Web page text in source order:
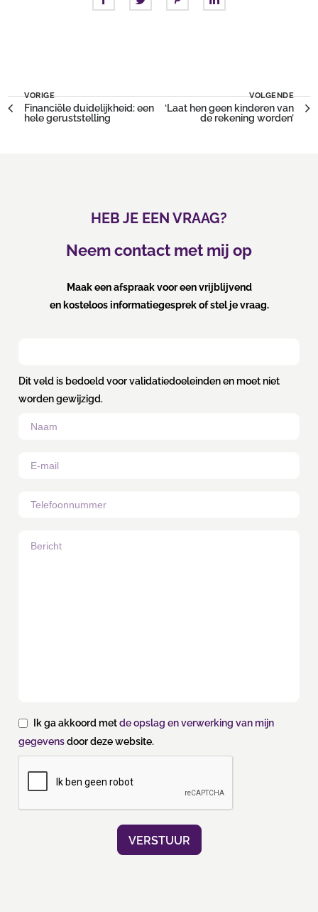
VORIGE
Financiële duidelijkheid: een
hele geruststelling
VOLGENDE
‘Laat hen geen kinderen van
de rekening worden’
HEB JE EEN VRAAG?
Neem contact met mij op
Maak een afspraak voor een vrijblijvend
en kosteloos informatiegesprek of stel je vraag.
Dit veld is bedoeld voor validatiedoeleinden en moet niet
worden gewijzigd.
Ik ga akkoord metde opslag en verwerking van mijn
gegevensdoor deze website.